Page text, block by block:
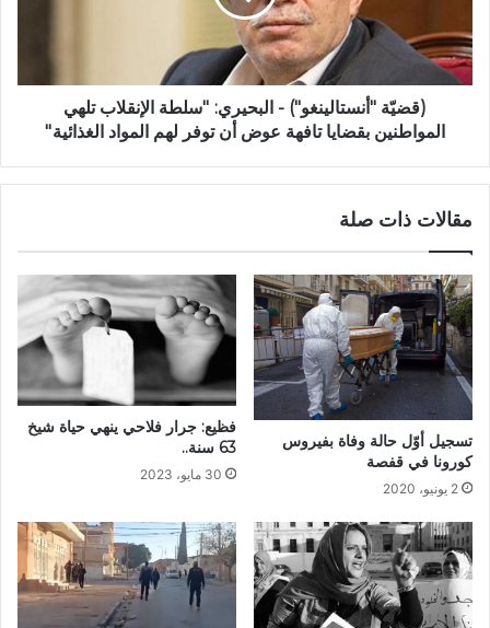
(قضيّة "أنستالينغو") - البحيري: ''سلطة الإنقلاب تلهي
المواطنين بقضايا تافهة عوض أن توفر لهم المواد الغذائية''
مقالات ذات صلة
تسجيل أوّل حالة وفاة بفيروس
كورونا في قفصة
2 يونيو، 2020
فظيع: جرار فلاحي ينهي حياة شيخ
63 سنة..
30 مايو، 2023